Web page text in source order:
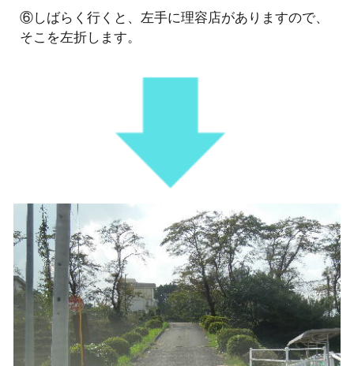
⑥しばらく行くと、左手に理容店がありますので、
そこを左折します。